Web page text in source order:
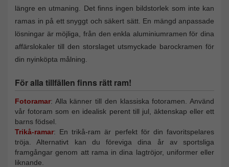
längre en utmaning. Det finns ingen bildstorlek som inte kan
ramas in på ett snyggt och säkert sätt. En mängd anpassade
lösningar är möjliga, från den enkla aluminiumramen för dina
affärslokaler till den storslaget utsmyckade barockramen för
din nyinköpta målning.
För alla tillfällen finns rätt ram!
Fotoramar: Alla känner till den klassiska fotoramen. Använd
vår fotoram som en idealisk perent till jul, äktenskap eller ett
barns födsel.
Trikå-ramar: En trikå-ram är perfekt för din favoritspelares
tröja. Alternativt kan du föreviga dina år av sportsliga
framgångar genom att rama in dina lagtröjor, uniformer eller
liknande.